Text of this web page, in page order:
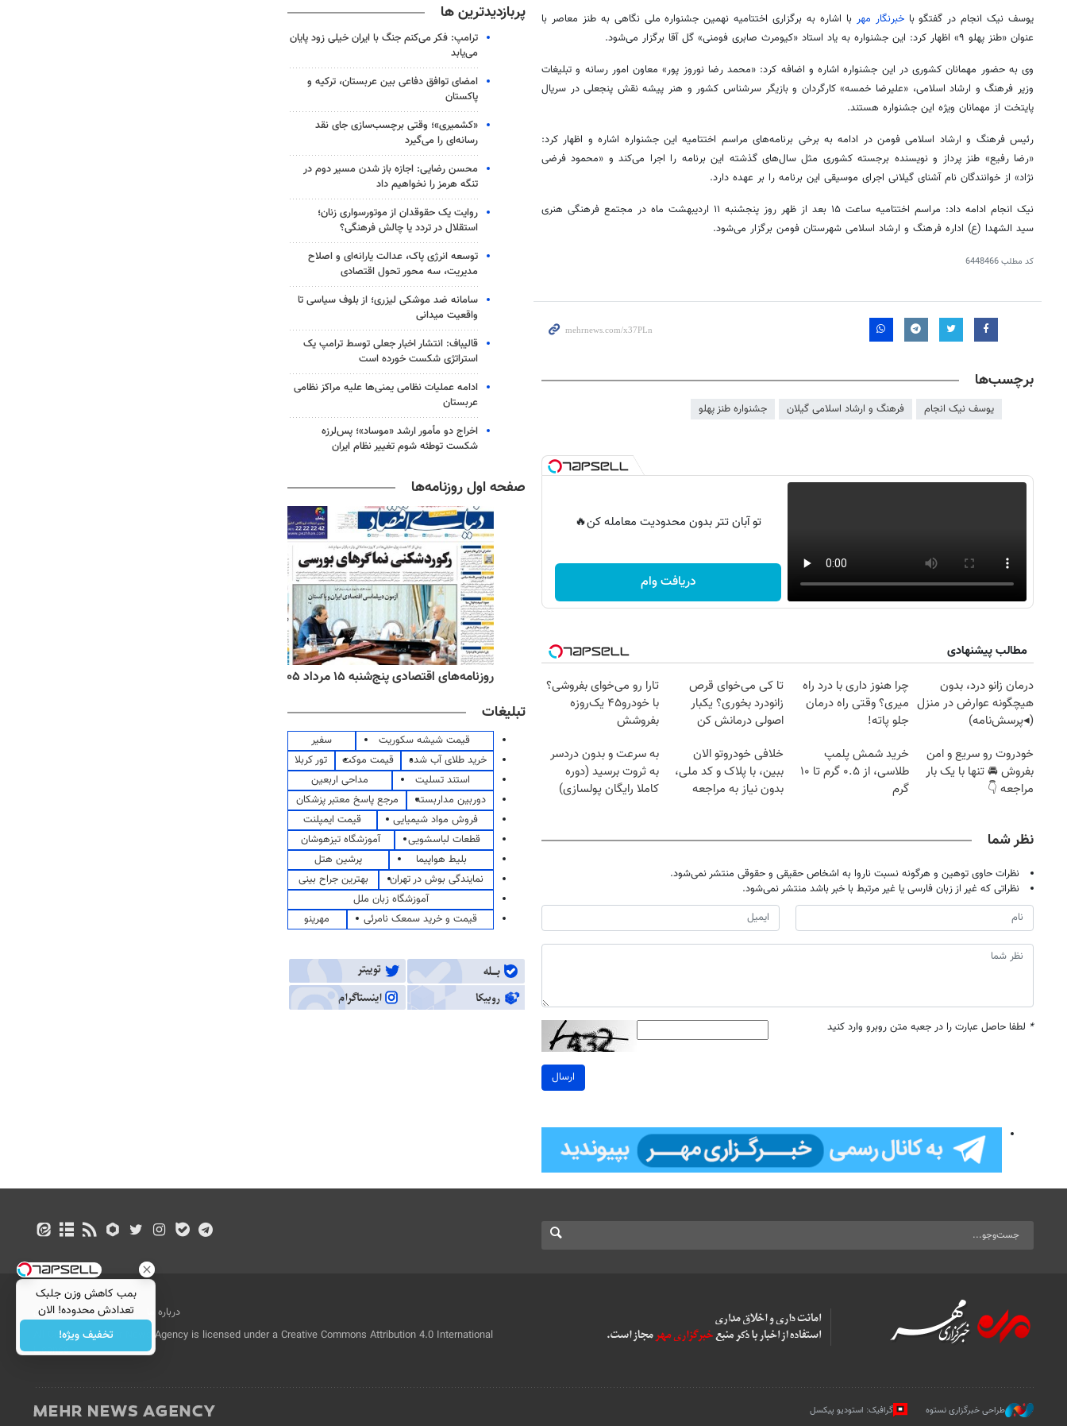
یوسف نیکانجام در گفتگو با خبرنگار مهر با اشاره به برگزاری اختتامیه نهمین جشنواره ملی نگاهی به طنز معاصر با
عنوان «طنز پهلو ۹» اظهار کرد: این جشنواره به یاد استاد «کیومرث صابری فومنی»
گل آقا برگزار می‌شود.
وی به حضور مهمانان کشوری در این جشنواره اشاره و اضافه کرد: «محمد رضا نوروز پور» معاون امور رسانه و تبلیغات
وزیر فرهنگ و ارشاد اسلامی، «علیرضا خمسه» کارگردان و بازیگر سرشناس کشور و هنر پیشهنقش پنجعلی در سریال
پایتخت از مهمانان ویژه این جشنواره هستند.
رئیس فرهنگ و ارشاد اسلامی فومن در ادامه به برخی برنامه‌های مراسم اختتامیه این جشنواره اشاره و اظهار کرد:
«رضا رفیع» طنزپرداز و نویسنده برجستهکشوری مثل سال‌هایگذشته این برنامه را اجرا می‌کند و «محمود فرضی
نژاد» از خوانندگان نامآشنای گیلانی اجرای موسیقی این برنامه را بر عهده دارد.
نیک انجام ادامه داد: مراسم اختتامیه ساعت ۱۵ بعد از ظهر روز پنجشنبه ۱۱ اردیبهشت ماه در مجتمع فرهنگی هنری
سید الشهدا (ع) اداره فرهنگ و ارشاد اسلامی شهرستان فومن برگزار می‌شود.
کد مطلب6448466
برچسب‌ها
یوسف نیک انجام فرهنگ و ارشاد اسلامی گیلان جشنواره طنز پهلو
تو آبان تتر بدون محدودیت معامله کن🔥
دریافت وام
مطالب پیشنهادی
درمان زانو درد، بدون
هیچگونه عوارض در منزل
(◂پرسش‌نامه)
چرا هنوز داری با درد راه
میری؟ وقتی راه درمان
جلو پاته!
تا کی می‌خوای قرص
زانودرد بخوری؟ یکبار
اصولی درمانش کن
تارا رو می‌خوای بفروشی؟
با خودرو۴۵ یک‌روزه
بفروشش
خودروت رو سریع و امن
بفروش 🚘 تنها با یک بار
مراجعه 👇
خرید شمش پلمپ
طلاسی، از ۰.۵ گرم تا ۱۰
گرم
خلافی خودروتو الان
ببین، با پلاک و کد ملی،
بدون نیاز به مراجعه
به سرعت و بدون دردسر
به ثروت برسید (دوره
کاملا رایگان پولسازی)
نظر شما
نظرات حاوی توهین و هرگونه نسبت ناروا به اشخاص حقیقی و حقوقی منتشر نمی‌شود.
نظراتی که غیر از زبان فارسی یا غیر مرتبط با خبر باشد منتشر نمی‌شود.
* لطفا حاصل عبارت را در جعبه متن روبرو وارد کنید
ارسال
پربازدیدترین ها
ترامپ: فکر می‌کنم جنگ با ایران خیلی زود پایان
می‌یابد
امضای توافق دفاعی بین عربستان، ترکیه و
پاکستان
«کشمیری»؛ وقتی برچسب‌سازی جای نقد
رسانه‌ای را می‌گیرد
محسن رضایی: اجازه باز شدن مسیر دوم در
تنگه هرمز را نخواهیم داد
روایت یک حقوقدان از موتورسواری زنان؛
استقلال در تردد یا چالش فرهنگی؟
توسعه انرژی پاک، عدالت یارانه‌ای و اصلاح
مدیریت، سه محور تحول اقتصادی
سامانه ضد موشکی لیزری؛ از بلوف سیاسی تا
واقعیت میدانی
قالیباف: انتشار اخبار جعلی توسط ترامپ یک
استراتژی شکست خورده است
ادامه عملیات نظامی یمنی‌ها علیه مراکز نظامی
عربستان
اخراج دو مأمور ارشد «موساد»؛ پس‌لرزه
شکست توطئه شوم تغییر نظام ایران
صفحه اول روزنامه‌ها
روزنامه‌های صبح پنج‌شنبه ۱۵ مرداد ۱۴۰۵ روزنامه‌های ورزشی پنج‌شنبه ۱۵ مرداد ۱۴۰۵ روزنامه‌های اقتصادی پنج‌شنبه ۱۵ مرداد ۱۴۰۵
تبلیغات
قیمت شیشه سکوریت
سفیر
خرید طلای آب شده
قیمت موکت
تور کربلا
استند تسلیت
مداحی اربعین
دوربین مداربسته
مرجع پاسخ معتبر پزشکان
فروش مواد شیمیایی
قیمت ایمپلنت
قطعات لباسشویی
آموزشگاه تیزهوشان
بلیط هواپیما
پرشین هتل
نمایندگی بوش در تهران
بهترین جراح بینی
آموزشگاه زبان ملل
قیمت و خرید سمعک نامرئی
مهرینو
درباره ما تماس با ما
بازرگانی
All Content by Mehr News Agency is licensed under a Creative Commons Attribution 4.0 International
License.
طراحی خبرگزاری نستوه گرافیک: استودیو پیکسل
بمب کاهش وزن جلبک
تعدادش محدوده! الان
سفارش بده
تخفیف ویژه!